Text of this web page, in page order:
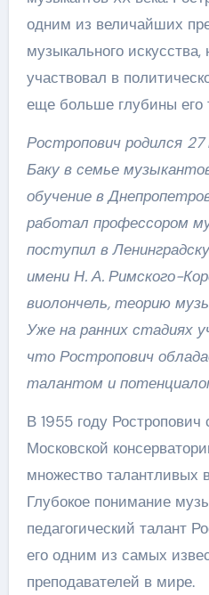
одним из величайших
музыкального искусства,
участвовал в
еще больше глубины его
Ростропович родился
Баку в семье
обучение в
работал профессором
поступил в
имени Н. А. Римского-
виолончель, теорию
Уже на ранних стадиях
что Ростропович
талантом и
В 1955 году Ростропович
Московской
множество талантливых
Глубокое понимание
педагогический талант
его одним из самых
преподавателей в мире.